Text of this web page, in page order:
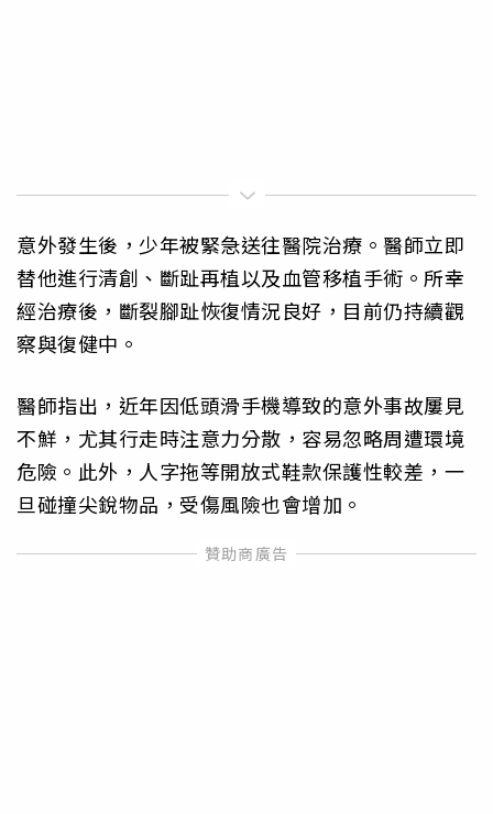
意外發生後，少年被緊急送往醫院治療。醫師立即
替他進行清創、斷趾再植以及血管移植手術。所幸
經治療後，斷裂腳趾恢復情況良好，目前仍持續觀
察與復健中。
醫師指出，近年因低頭滑手機導致的意外事故屢見
不鮮，尤其行走時注意力分散，容易忽略周遭環境
危險。此外，人字拖等開放式鞋款保護性較差，一
旦碰撞尖銳物品，受傷風險也會增加。